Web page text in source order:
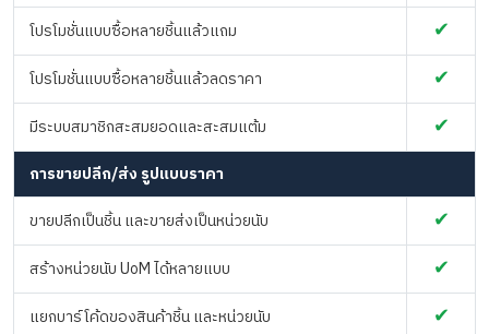
โปรโมชั่นแบบซื้อหลายชิ้นแล้วแถม ✔
โปรโมชั่นแบบซื้อหลายชิ้นแล้วลดราคา ✔
มีระบบสมาชิกสะสมยอดและสะสมแต้ม ✔
การขายปลีก/ส่ง รูปแบบราคา
ขายปลีกเป็นชิ้น และขายส่งเป็นหน่วยนับ
✔
สร้างหน่วยนับ UoM ได้หลายแบบ ✔
แยกบาร์โค้ดของสินค้าชิ้น และหน่วยนับ ✔